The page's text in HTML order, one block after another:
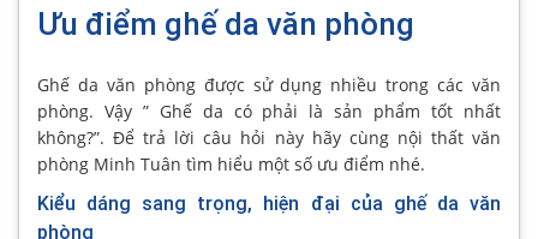
Ưu điểm ghế da văn phòng
Ghế da văn phòng được sử dụng nhiều trong các văn
phòng. Vậy ” Ghế da có phải là sản phẩm tốt nhất
không?”. Để trả lời câu hỏi này hãy cùng nội thất văn
phòng Minh Tuân tìm hiểu một số ưu điểm nhé.
Kiểu dáng sang trọng, hiện đại của ghế da văn
phòng